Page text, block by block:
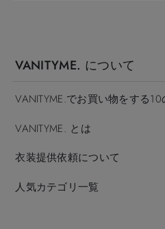
VANITYME. について
VANITYME.でお買い物をする10
VANITYME. とは
衣装提供依頼について
人気カテゴリ一覧